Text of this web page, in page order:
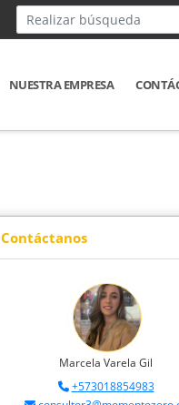
NUESTRA EMPRESA
Contáctanos
Marcela Varela Gil
+573018854983